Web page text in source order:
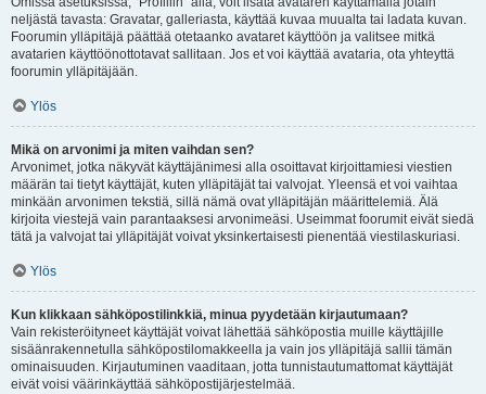
neljästä tavasta: Gravatar, galleriasta, käyttää kuvaa muualta tai ladata kuvan.
Foorumin ylläpitäjä päättää otetaanko avataret käyttöön ja valitsee mitkä
avatarien käyttöönottotavat sallitaan. Jos et voi käyttää avataria, ota yhteyttä
foorumin ylläpitäjään.
Ylös
Mikä on arvonimi ja miten vaihdan sen?
Arvonimet, jotka näkyvät käyttäjänimesi alla osoittavat kirjoittamiesi viestien
määrän tai tietyt käyttäjät, kuten ylläpitäjät tai valvojat. Yleensä et voi vaihtaa
minkään arvonimen tekstiä, sillä nämä ovat ylläpitäjän määrittelemiä. Älä
kirjoita viestejä vain parantaaksesi arvonimeäsi. Useimmat foorumit eivät siedä
tätä ja valvojat tai ylläpitäjät voivat yksinkertaisesti pienentää viestilaskuriasi.
Ylös
Kun klikkaan sähköpostilinkkiä, minua pyydetään kirjautumaan?
Vain rekisteröityneet käyttäjät voivat lähettää sähköpostia muille käyttäjille
sisäänrakennetulla sähköpostilomakkeella ja vain jos ylläpitäjä sallii tämän
ominaisuuden. Kirjautuminen vaaditaan, jotta tunnistautumattomat käyttäjät
eivät voisi väärinkäyttää sähköpostijärjestelmää.